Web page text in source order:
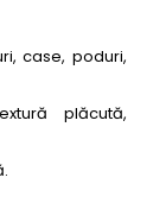
case, poduri,
plăcută,